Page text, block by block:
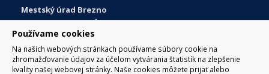
Používame cookies
Na našich webových stránkach používame súbory cookie na
zhromažďovanie údajov za účelom vytvárania štatistík na zlepšenie
kvality našej webovej stránky. Naše cookies môžete prijať alebo
Mestský úrad Brezno
Námestie gen. M. R. Štefánika 1
977 01 Brezno
Slovakia (Slovak Republic)